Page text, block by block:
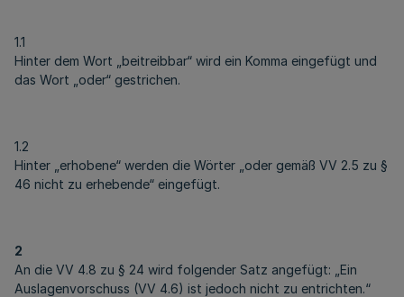
1.1
Hinter dem Wort „beitreibbar“ wird ein Komma eingefügt und
das Wort „oder“ gestrichen.
1.2
Hinter „erhobene“ werden die Wörter „oder gemäß VV 2.5 zu §
46 nicht zu erhebende“ eingefügt.
2
An die VV 4.8 zu § 24 wird folgender Satz angefügt: „Ein
Auslagenvorschuss (VV 4.6) ist jedoch nicht zu entrichten.“